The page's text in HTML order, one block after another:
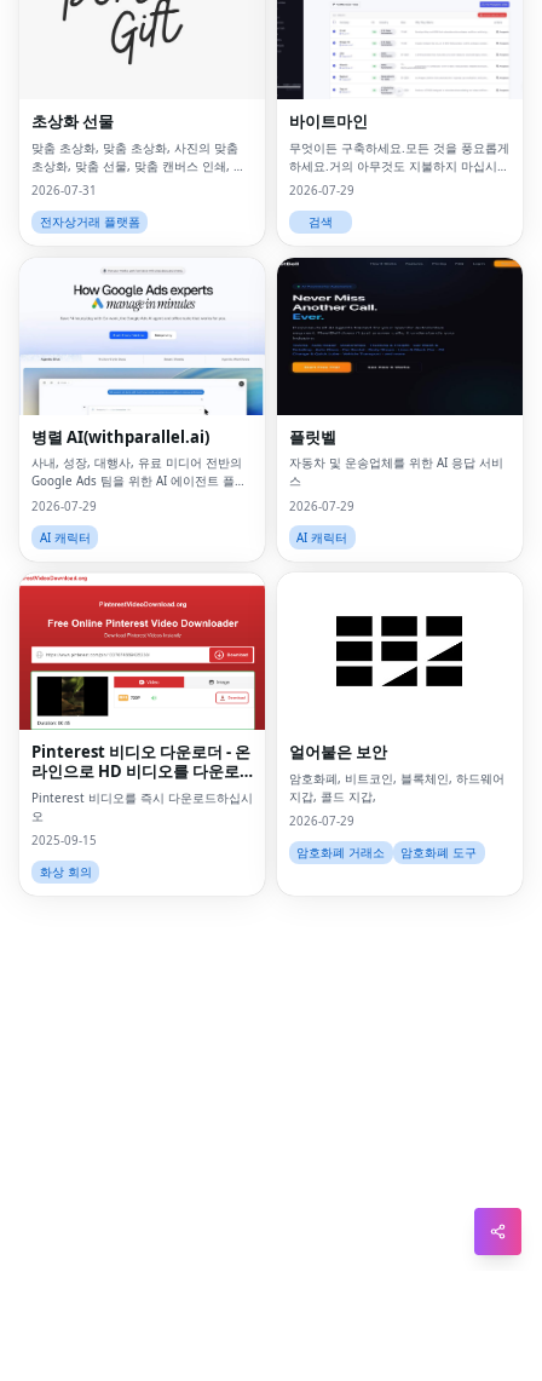
초상화 선물
맞춤 초상화, 맞춤 초상화, 사진의 맞춤
초상화, 맞춤 선물, 맞춤 캔버스 인쇄, 사
진의 초상화, 맞춤 벽 예술, 맞춤 벽 예술,
2026-07-31
전자상거래 플랫폼
바이트마인
무엇이든 구축하세요.모든 것을 풍요롭게
하세요.거의 아무것도 지불하지 마십시
오.
2026-07-29
검색
병렬 AI(withparallel.ai)
사내, 성장, 대행사, 유료 미디어 전반의
Google Ads 팀을 위한 AI 에이전트 플랫
폼입니다.
2026-07-29
AI 캐릭터
플릿벨
자동차 및 운송업체를 위한 AI 응답 서비
스
2026-07-29
AI 캐릭터
Pinterest 비디오 다운로더 - 온
라인으로 HD 비디오를 다운로
드하십시오
Pinterest 비디오를 즉시 다운로드하십시
오
2025-09-15
화상 회의
얼어붙은 보안
암호화폐, 비트코인, 블록체인, 하드웨어
지갑, 콜드 지갑,
2026-07-29
암호화폐 거래소
암호화폐 도구